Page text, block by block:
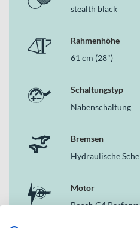
stealth black
Rahmenhöhe
61 cm (28")
Schaltungstyp
Nabenschaltung
Bremsen
Hydraulische
Motor
Bosch G4